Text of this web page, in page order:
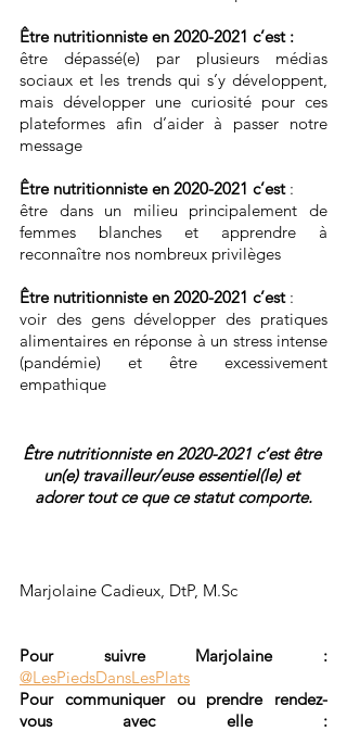
Être nutritionniste en 2020-2021 c’est :
être dépassé(e) par plusieurs médias
sociaux et les trends qui s’y développent,
mais développer une curiosité pour ces
plateformes afin d’aider à passer notre
message
Être nutritionniste en 2020-2021 c’est :
être dans un milieu principalement de
femmes blanches et apprendre à
reconnaître nos nombreux privilèges
Être nutritionniste en 2020-2021 c’est :
voir des gens développer des pratiques
alimentaires en réponse à un stress intense
(pandémie) et être excessivement
empathique
Être nutritionniste en 2020-2021 c’est être
un(e) travailleur/euse essentiel(le) et
adorer tout ce que ce statut comporte.
Marjolaine Cadieux, DtP, M.Sc
@LesPiedsDansLesPlats
Pour communiquer ou prendre rendez-